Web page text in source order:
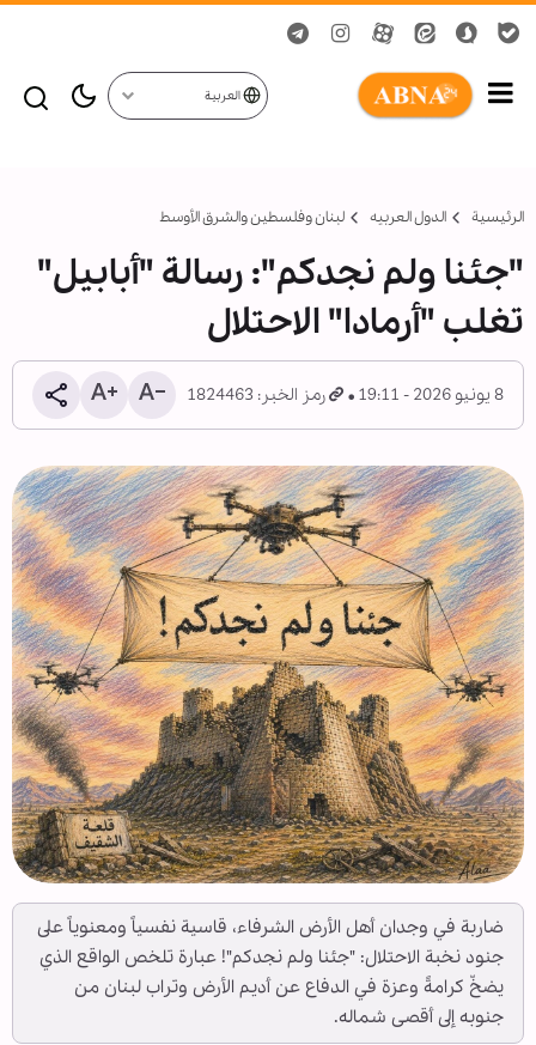
العربية
الرئيسية الدول العربیه لبنان وفلسطين والشرق الأوسط
"جئنا ولم نجدكم": رسالة "أبابيل"
تغلب "أرمادا" الاحتلال
8 يونيو 2026 - 19:11 رمز الخبر: 1824463
ضاربة في وجدان أهل الأرض الشرفاء، قاسية نفسياً ومعنوياً على
جنود نخبة الاحتلال: "جئنا ولم نجدكم"! عبارة تلخص الواقع الذي
يضخّ كرامةً وعزة في الدفاع عن أديم الأرض وتراب لبنان من
جنوبه إلى أقصى شماله.